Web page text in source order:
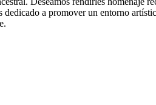
a promover un entorno